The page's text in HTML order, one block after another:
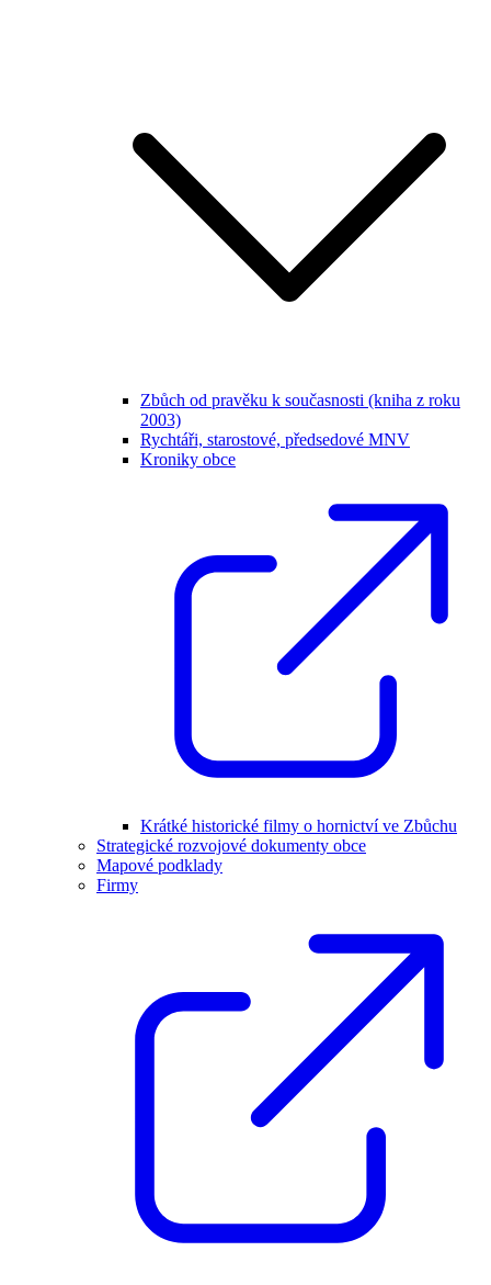
Zbůch od pravěku k současnosti (kniha z roku
2003)
Rychtáři, starostové, předsedové MNV
Kroniky obce
Krátké historické filmy o hornictví ve Zbůchu
Strategické rozvojové dokumenty obce
Mapové podklady
Firmy